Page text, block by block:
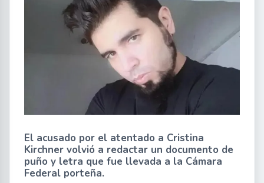
El acusado por el atentado a Cristina
Kirchner volvió a redactar un documento de
puño y letra que fue llevada a la Cámara
Federal porteña.